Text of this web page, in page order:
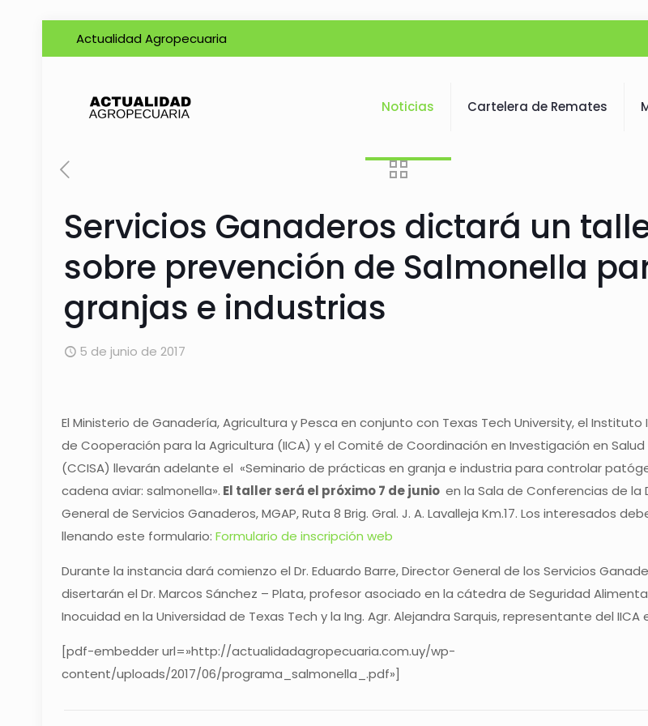
Actualidad Agropecuaria
Noticias Cartelera de Remates
Servicios Ganaderos dictará un
sobre prevención de Salmonella
granjas e industrias
5 de junio de 2017
El Ministerio de Ganadería, Agricultura y Pesca en conjunto con Texas Tech University, el
de Cooperación para la Agricultura (IICA) y el Comité de Coordinación en Investigación en Salud
(CCISA) llevarán adelante el «Seminario de prácticas en granja e industria para controlar
cadena aviar: salmonella». El taller será el próximo 7 de junio en la Sala de Conferencias de la
General de Servicios Ganaderos, MGAP, Ruta 8 Brig. Gral. J. A. Lavalleja Km.17. Los interesados
llenando este formulario: Formulario de inscripción web
Durante la instancia dará comienzo el Dr. Eduardo Barre, Director General de los Servicios
disertarán el Dr. Marcos Sánchez – Plata, profesor asociado en la cátedra de Seguridad
Inocuidad en la Universidad de Texas Tech y la Ing. Agr. Alejandra Sarquis, representante del IICA
[pdf-embedder url=»http://actualidadagropecuaria.com.uy/wp-
content/uploads/2017/06/programa_salmonella_.pdf»]